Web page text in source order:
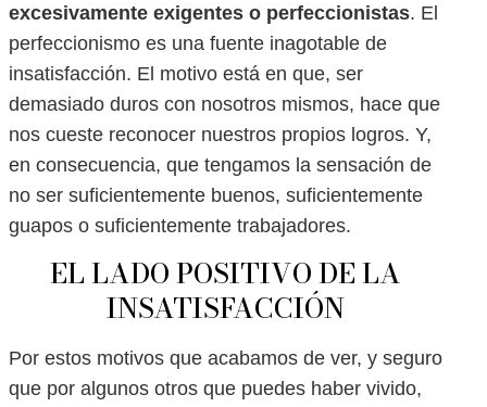
excesivamente exigentes o perfeccionistas. El
perfeccionismo es una fuente inagotable de
insatisfacción. El motivo está en que, ser
demasiado duros con nosotros mismos, hace que
nos cueste reconocer nuestros propios logros. Y,
en consecuencia, que tengamos la sensación de
no ser suficientemente buenos, suficientemente
guapos o suficientemente trabajadores.
EL LADO POSITIVO DE LA
INSATISFACCIÓN
Por estos motivos que acabamos de ver, y seguro
que por algunos otros que puedes haber vivido,